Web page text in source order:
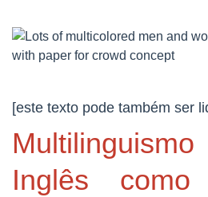
[este texto pode também ser
Inglês